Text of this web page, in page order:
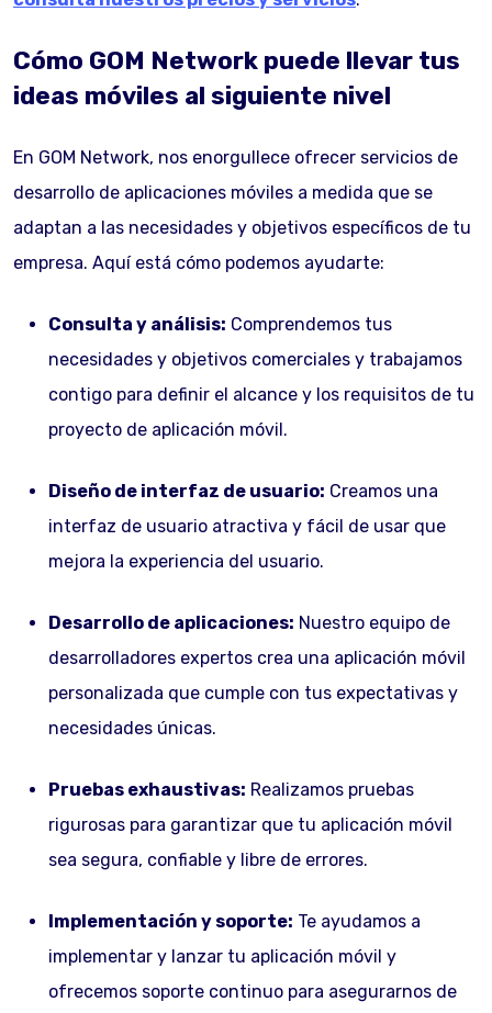
Cómo GOM Network puede llevar tus
ideas móviles al siguiente nivel
En GOM Network, nos enorgullece ofrecer servicios de
desarrollo de aplicaciones móviles a medida que se
adaptan a las necesidades y objetivos específicos de tu
empresa. Aquí está cómo podemos ayudarte:
Consulta y análisis: Comprendemos tus
necesidades y objetivos comerciales y trabajamos
contigo para definir el alcance y los requisitos de tu
proyecto de aplicación móvil.
Diseño de interfaz de usuario: Creamos una
interfaz de usuario atractiva y fácil de usar que
mejora la experiencia del usuario.
Desarrollo de aplicaciones: Nuestro equipo de
desarrolladores expertos crea una aplicación móvil
personalizada que cumple con tus expectativas y
necesidades únicas.
Pruebas exhaustivas: Realizamos pruebas
rigurosas para garantizar que tu aplicación móvil
sea segura, confiable y libre de errores.
Implementación y soporte: Te ayudamos a
implementar y lanzar tu aplicación móvil y
ofrecemos soporte continuo para asegurarnos de